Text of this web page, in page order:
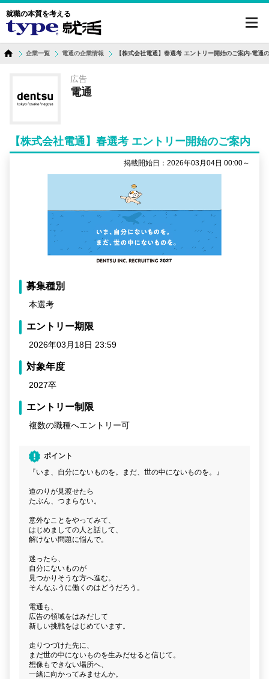
就職の本質を考える
企業一覧 電通の企業情報 【株式会社電通】春選考 エントリー開始のご案内-電通
広告
電通
【株式会社電通】春選考 エントリー開始のご案内
掲載開始日：2026年03月04日 00:00～
募集種別
本選考
エントリー期限
2026年03月18日 23:59
対象年度
2027卒
エントリー制限
複数の職種へエントリー可
ポイント
『いま、自分にないものを。まだ、世の中にないものを。』
道のりが見渡せたら
たぶん、つまらない。
意外なことをやってみて、
はじめましての人と話して、
解けない問題に悩んで。
迷ったら、
自分にないものが
見つかりそうな方へ進む。
そんなふうに働くのはどうだろう。
電通も、
広告の領域をはみだして
新しい挑戦をはじめています。
走りつづけた先に、
まだ世の中にないものを生みだせると信じて。
想像もできない場所へ、
一緒に向かってみませんか。